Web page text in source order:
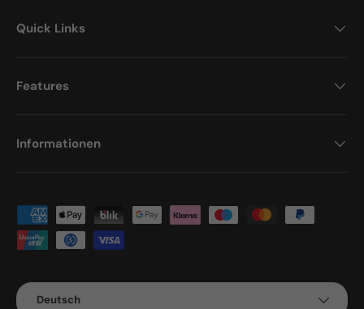
Quick Links
Features
Informationen
Zahlungsmethoden
Sprache
Deutsch